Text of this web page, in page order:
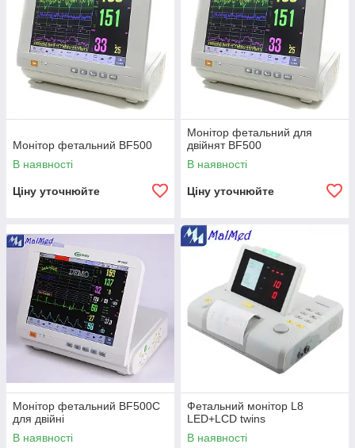
Монітор фетальний BF500
В наявності
Ціну уточнюйте
Монітор фетальний для
двійнят BF500
В наявності
Ціну уточнюйте
Монітор фетальний BF500C
для двійні
В наявності
Фетальний монітор L8
LED+LCD twins
В наявності